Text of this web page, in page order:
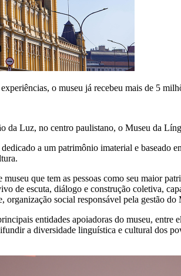
o museu já recebeu mais de 5
da Luz, no centro paulistano, o Museu da
a um patrimônio imaterial e baseado
que tem as pessoas como seu maior
de escuta, diálogo e construção coletiva,
social responsável pela gestão do
entidades apoiadoras do museu, entre
a diversidade linguística e cultural dos